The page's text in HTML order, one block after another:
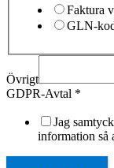
Faktura
GLN-
Övrigt
GDPR-Avtal *
Jag
information så